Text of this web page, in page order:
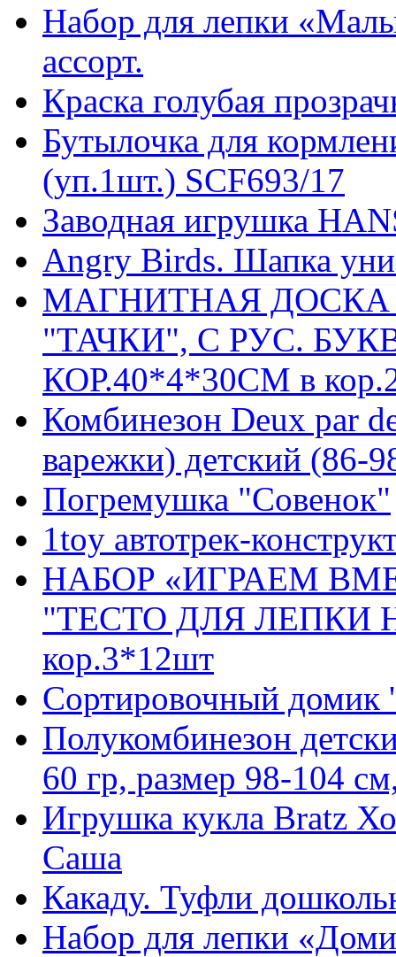
Набор для лепки
ассорт.
Краска голубая
Бутылочка для
(уп.1шт.) SCF693/17
Заводная игрушка
Angry Birds. Шапка
МАГНИТНАЯ ДОСКА
"ТАЧКИ", С РУС.
КОР.40*4*30СМ в
Комбинезон Deux par
варежки) детский (86-
Погремушка "Совенок"
1toy автотрек-
НАБОР «ИГРАЕМ
"ТЕСТО ДЛЯ ЛЕПКИ
кор.3*12шт
Сортировочный домик
Полукомбинезон
60 гр, размер 98-104
Игрушка кукла Bratz
Саша
Какаду. Туфли
Набор для лепки